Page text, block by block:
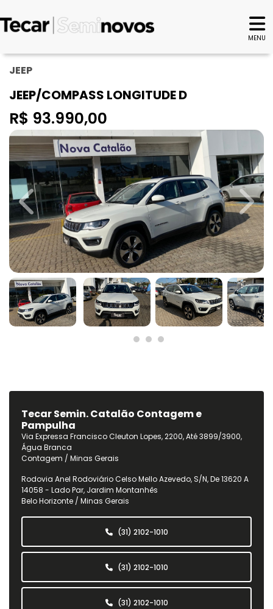
MENU
JEEP
JEEP/COMPASS LONGITUDE D
R$ 93.990,00
Previous Next
Tecar Semin. Catalão Contagem e
Pampulha
Via Expressa Francisco Cleuton Lopes, 2200, Até 3899/3900,
Água Branca
Contagem / Minas Gerais
Rodovia Anel Rodoviário Celso Mello Azevedo, S/n, De 13620 A
14058 - Lado Par, Jardim Montanhês
Belo Horizonte / Minas Gerais
(31) 2102-1010
(31) 2102-1010
(31) 2102-1010